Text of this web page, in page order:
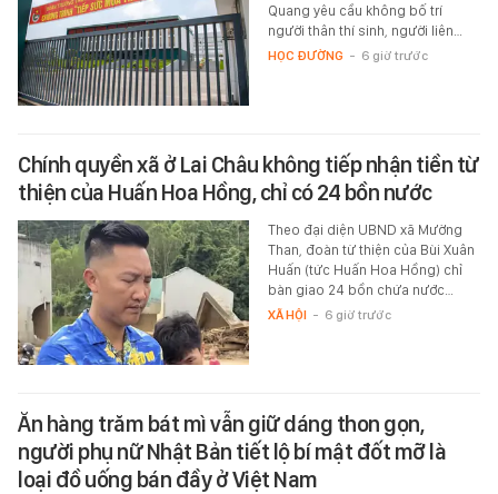
Quang yêu cầu không bố trí
người thân thí sinh, người liên…
HỌC ĐƯỜNG - 6 giờ trước
Chính quyền xã ở Lai Châu không tiếp nhận tiền từ
thiện của Huấn Hoa Hồng, chỉ có 24 bồn nước
Theo đại diện UBND xã Mường
Than, đoàn từ thiện của Bùi Xuân
Huấn (tức Huấn Hoa Hồng) chỉ
bàn giao 24 bồn chứa nước…
XÃ HỘI - 6 giờ trước
Ăn hàng trăm bát mì vẫn giữ dáng thon gọn,
người phụ nữ Nhật Bản tiết lộ bí mật đốt mỡ là
loại đồ uống bán đầy ở Việt Nam